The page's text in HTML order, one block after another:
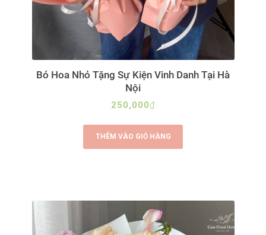
Bó Hoa Nhỏ Tặng Sự Kiện Vinh Danh Tại Hà
Nội
250,000₫
THÊM VÀO GIỎ HÀNG